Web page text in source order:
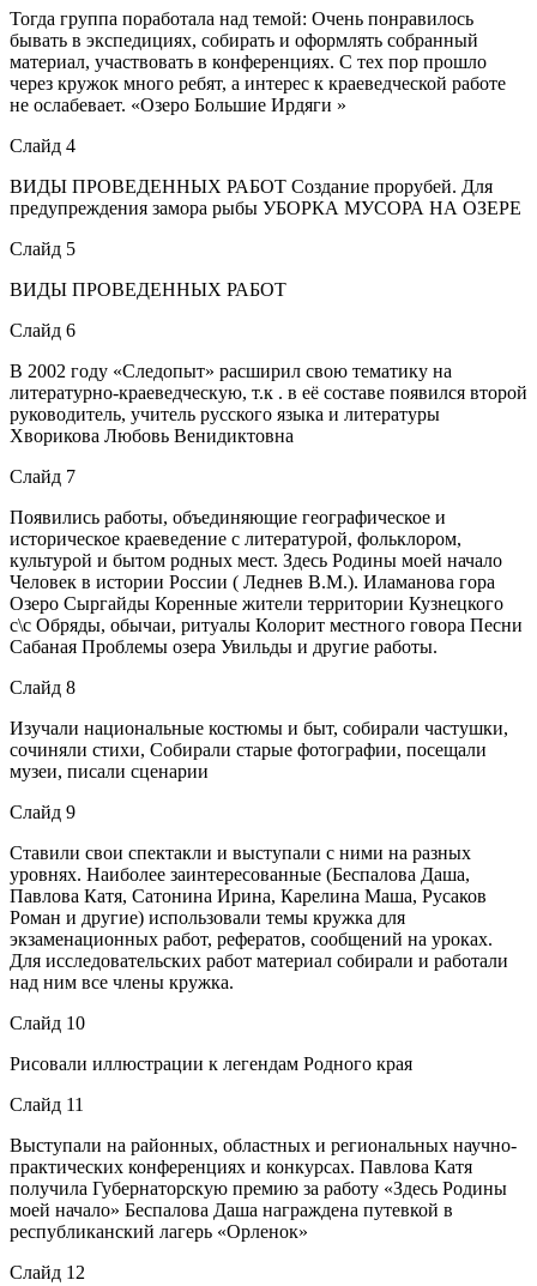
Тогда группа поработала над темой: Очень понравилось
бывать в экспедициях, собирать и оформлять собранный
материал, участвовать в конференциях. С тех пор прошло
через кружок много ребят, а интерес к краеведческой работе
не ослабевает. «Озеро Большие Ирдяги »
Слайд 4
ВИДЫ ПРОВЕДЕННЫХ РАБОТ Создание прорубей. Для
предупреждения замора рыбы УБОРКА МУСОРА НА ОЗЕРЕ
Слайд 5
ВИДЫ ПРОВЕДЕННЫХ РАБОТ
Слайд 6
В 2002 году «Следопыт» расширил свою тематику на
литературно-краеведческую, т.к . в её составе появился второй
руководитель, учитель русского языка и литературы
Хворикова Любовь Венидиктовна
Слайд 7
Появились работы, объединяющие географическое и
историческое краеведение с литературой, фольклором,
культурой и бытом родных мест. Здесь Родины моей начало
Человек в истории России ( Леднев В.М.). Иламанова гора
Озеро Сыргайды Коренные жители территории Кузнецкого
с\с Обряды, обычаи, ритуалы Колорит местного говора Песни
Сабаная Проблемы озера Увильды и другие работы.
Слайд 8
Изучали национальные костюмы и быт, собирали частушки,
сочиняли стихи, Собирали старые фотографии, посещали
музеи, писали сценарии
Слайд 9
Ставили свои спектакли и выступали с ними на разных
уровнях. Наиболее заинтересованные (Беспалова Даша,
Павлова Катя, Сатонина Ирина, Карелина Маша, Русаков
Роман и другие) использовали темы кружка для
экзаменационных работ, рефератов, сообщений на уроках.
Для исследовательских работ материал собирали и работали
над ним все члены кружка.
Слайд 10
Рисовали иллюстрации к легендам Родного края
Слайд 11
Выступали на районных, областных и региональных научно-
практических конференциях и конкурсах. Павлова Катя
получила Губернаторскую премию за работу «Здесь Родины
моей начало» Беспалова Даша награждена путевкой в
республиканский лагерь «Орленок»
Слайд 12